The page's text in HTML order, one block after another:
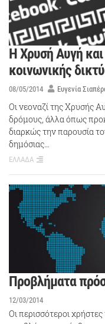
H Χρυσή Αυγή
κοινωνικής
08/05/2014 Ευγενία
Οι νεοναζί της Χρυσής
δρόμους, άλλα όπως
διαρκώς την παρουσία
δημόσιας…
ΕΛΛΑΔΑ
Προβλήματα
12/03/2014
Οι περισσότεροι